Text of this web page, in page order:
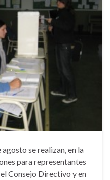
se realizan, en la
para representantes
Consejo Directivo y en